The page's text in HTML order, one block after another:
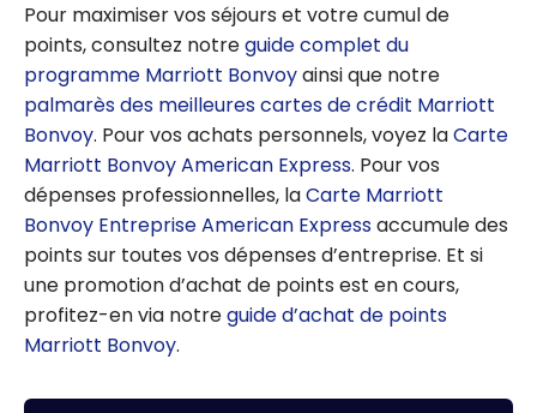
Pour maximiser vos séjours et votre cumul de
points, consultez notreguide complet du
programme Marriott Bonvoyainsi que notre
palmarès des meilleures cartes de crédit Marriott
Bonvoy. Pour vos achats personnels, voyez laCarte
Marriott Bonvoy American Express. Pour vos
dépenses professionnelles, laCarte Marriott
Bonvoy Entreprise American Expressaccumule des
points sur toutes vos dépenses d’entreprise. Et si
une promotion d’achat de points est en cours,
profitez-en via notreguide d’achat de points
Marriott Bonvoy.